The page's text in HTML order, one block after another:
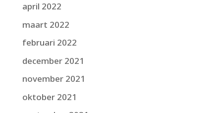
april 2022
maart 2022
februari 2022
december 2021
november 2021
oktober 2021